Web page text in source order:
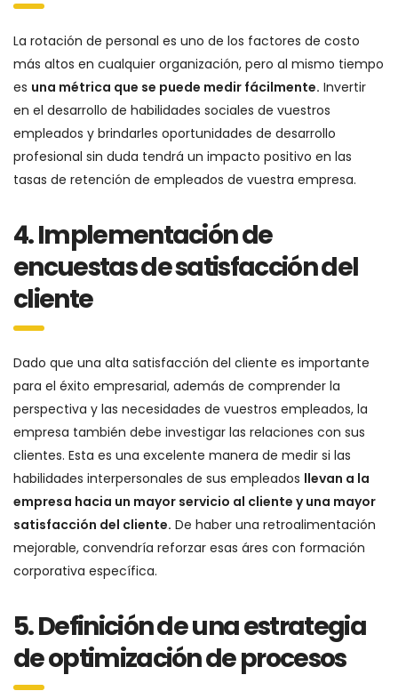
La rotación de personal es uno de los factores de costo
más altos en cualquier organización, pero al mismo tiempo
es una métrica que se puede medir fácilmente. Invertir
en el desarrollo de habilidades sociales de vuestros
empleados y brindarles oportunidades de desarrollo
profesional sin duda tendrá un impacto positivo en las
tasas de retención de empleados de vuestra empresa.
4. Implementación de
encuestas de satisfacción del
cliente
Dado que una alta satisfacción del cliente es importante
para el éxito empresarial, además de comprender la
perspectiva y las necesidades de vuestros empleados, la
empresa también debe investigar las relaciones con sus
clientes. Esta es una excelente manera de medir si las
habilidades interpersonales de sus empleados llevan a la
empresa hacia un mayor servicio al cliente y una mayor
satisfacción del cliente. De haber una retroalimentación
mejorable, convendría reforzar esas áres con formación
corporativa específica.
5. Definición de una estrategia
de optimización de procesos